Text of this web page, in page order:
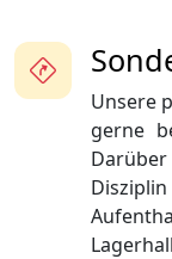
Unsere
gerne